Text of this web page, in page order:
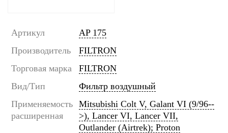
Артикул
AP 175
Производитель
FILTRON
Торговая марка
FILTRON
Вид/Тип
Фильтр воздушный
Применяемость
расширенная
Mitsubishi Colt V, Galant VI (9/96--
>), Lancer VI, Lancer VII,
Outlander (Airtrek); Proton